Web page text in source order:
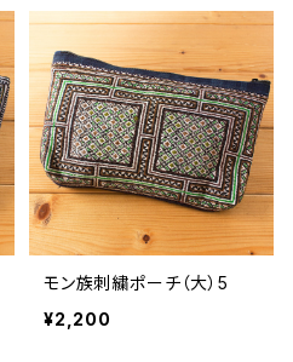
モン族刺繍ポーチ（大）5
¥2,200